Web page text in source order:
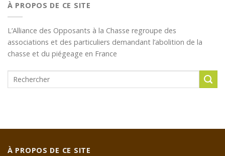
À PROPOS DE CE SITE
L’Alliance des Opposants à la Chasse regroupe des
associations et des particuliers demandant l’abolition de la
chasse et du piégeage en France
À PROPOS DE CE SITE